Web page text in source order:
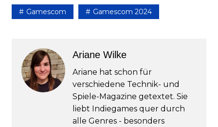
Gamescom Gamescom 2024
Ariane Wilke
Ariane hat schon für
verschiedene Technik- und
Spiele-Magazine getextet. Sie
liebt Indiegames quer durch
alle Genres - besonders